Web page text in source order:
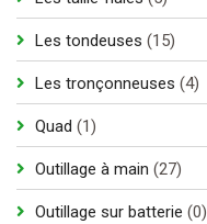
Les tondeuses 1515
Les tronçonneuses 44
Quad 11
Outillage à main 2727
Outillage sur batterie 00